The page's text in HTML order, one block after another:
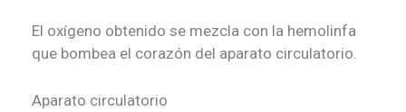
El oxígeno obtenido se mezcla con la hemolinfa
que bombea el corazón del aparato circulatorio.
Aparato circulatorio